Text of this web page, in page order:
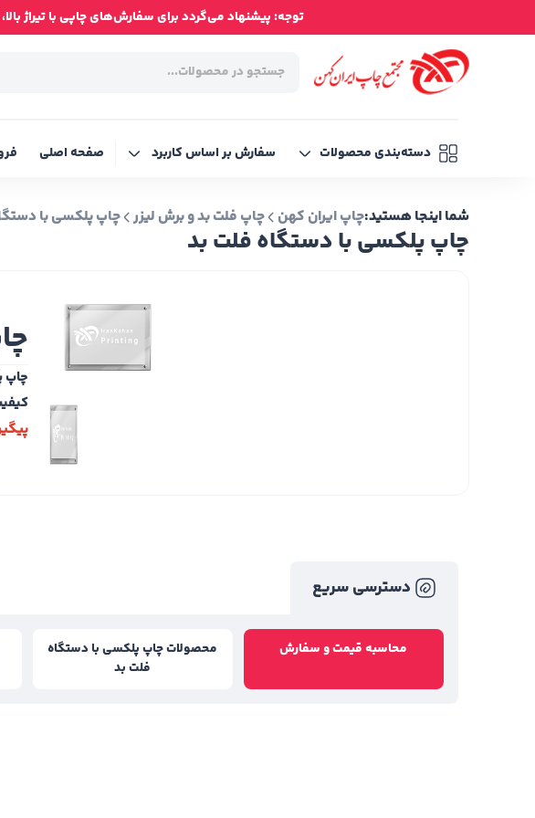
توجه: پیشنهاد می‌گردد برای سفارش‌های چاپی با تیراژ
دسته‌بندی محصولات سفارش بر اساس کاربرد صفحه اصلی
چاپ پلکسی با دستگاه فلت بد
شما اینجا هستید:چاپ ایران کهن چاپ فلت بد و برش لیزر چاپ پلکسی با
چاپ
دسترسی سریع
محاسبه قیمت و سفارش
محصولات چاپ پلکسی با دستگاه
فلت بد